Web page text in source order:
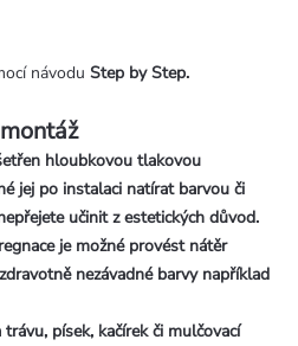
návodu Step by Step.
hloubkovou tlakovou
jej po instalaci natírat barvou či
učinit z estetických důvod.
je možné provést nátěr
nezávadné barvy například
písek, kačírek či mulčovací